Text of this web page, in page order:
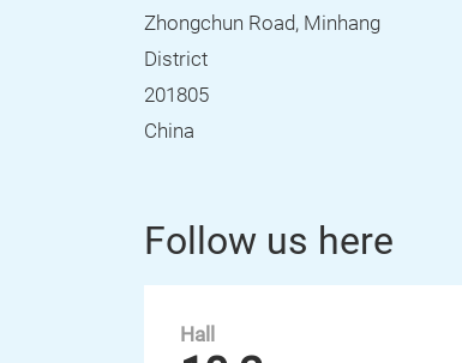
Zhongchun Road, Minhang
District
201805
China
Follow us here
Hall